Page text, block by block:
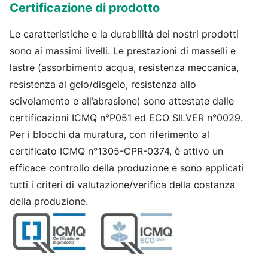
Certificazione di prodotto
Le caratteristiche e la durabilità dei nostri prodotti
sono ai massimi livelli. Le prestazioni di masselli e
lastre (assorbimento acqua, resistenza meccanica,
resistenza al gelo/disgelo, resistenza allo
scivolamento e all’abrasione) sono attestate dalle
certificazioni ICMQ n°P051 ed ECO SILVER n°0029.
Per i blocchi da muratura, con riferimento al
certificato ICMQ n°1305-CPR-0374, è attivo un
efficace controllo della produzione e sono applicati
tutti i criteri di valutazione/verifica della costanza
della produzione.